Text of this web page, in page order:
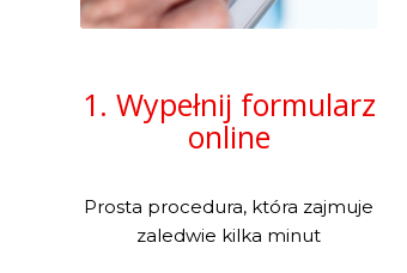
1. Wypełnij formularz
online
Prosta procedura, która zajmuje
zaledwie kilka minut